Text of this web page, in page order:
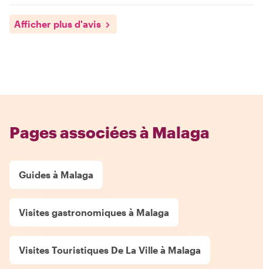
Afficher plus d'avis
Pages associées à Malaga
Guides à Malaga
Visites gastronomiques à Malaga
Visites Touristiques De La Ville à Malaga